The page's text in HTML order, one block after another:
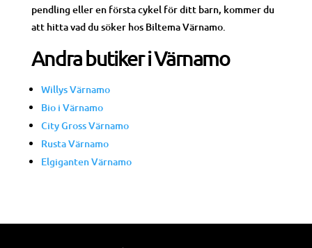
pendling eller en första cykel för ditt barn, kommer du
att hitta vad du söker hos Biltema Värnamo.
Andra butiker i Värnamo
Willys Värnamo
Bio i Värnamo
City Gross Värnamo
Rusta Värnamo
Elgiganten Värnamo